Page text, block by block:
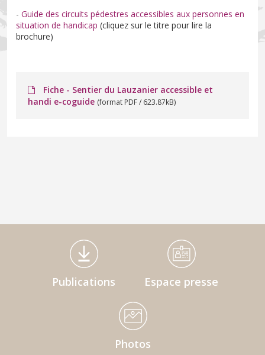
- Guide des circuits pédestres accessibles aux personnes en
situation de handicap (cliquez sur le titre pour lire la
brochure)
Fiche - Sentier du Lauzanier accessible et
handi e-coguide (format PDF / 623.87kB)
Médiathèque Footer
Publications Espace presse
Photos